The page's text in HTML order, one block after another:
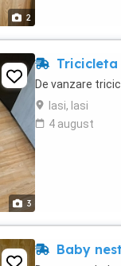
2
3
Tricicleta
De vanzare
Iasi, Iasi
4 august
Baby